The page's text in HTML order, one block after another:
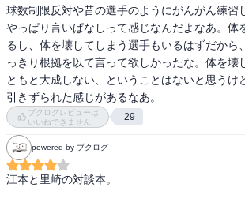
球数制限反対や昔の選手のようにがんがん練習
やっぱり言いぱなしって感じなんだよなあ。体
るし、体を壊してしまう選手もいるはずだから
っきり根拠を以て言って欲しかったな。体を壊
ともと大成しない、ということはないと思うけ
引きずられた感じがあるなあ。
ブクログレビューは
いいねできません
29
powered by ブクログ
江本と里崎の対談本。